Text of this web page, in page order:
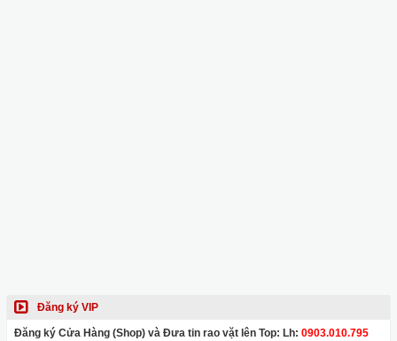
Đăng ký VIP
Đăng ký Cửa Hàng (Shop) và Đưa tin rao vặt lên Top: Lh: 0903.010.795